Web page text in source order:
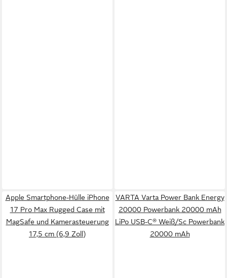
Apple Smartphone-Hülle iPhone
17 Pro Max Rugged Case mit
MagSafe und Kamerasteuerung
17,5 cm (6,9 Zoll)
VARTA Varta Power Bank Energy
20000 Powerbank 20000 mAh
LiPo USB-C® Weiß/Sc Powerbank
20000 mAh